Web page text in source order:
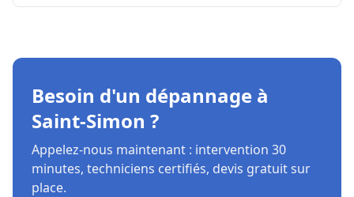
Besoin d'un dépannage à
Saint-Simon ?
Appelez-nous maintenant : intervention 30
minutes, techniciens certifiés, devis gratuit sur
place.